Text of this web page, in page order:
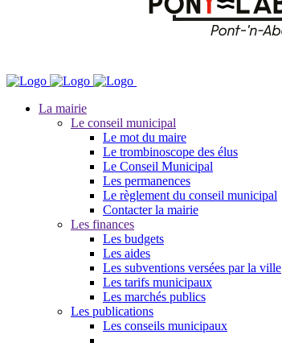
La mairie
Le conseil municipal
Le mot du maire
Le trombinoscope des élus
Le Conseil Municipal
Les permanences
Le règlement du conseil municipal
Contacter la mairie
Les finances
Les budgets
Les aides
Les subventions versées par la ville
Les tarifs municipaux
Les marchés publics
Les publications
Les conseils municipaux